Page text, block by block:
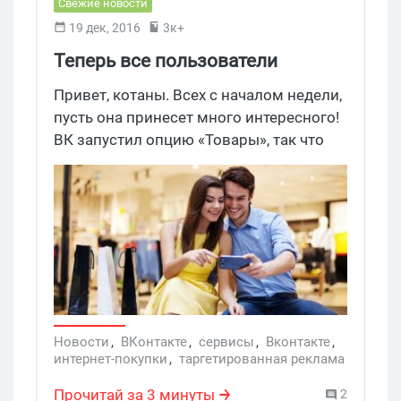
Свежие новости
19 дек, 2016 3к+
Теперь все пользователи
ВКонтакте могут использовать
сервис «Товары»
Привет, котаны. Всех с началом недели,
пусть она принесет много интересного!
ВК запустил опцию «Товары», так что
теперь все, кто хочет, может
публиковать объявы.
Новости, ВКонтакте, сервисы, Вконтакте,
интернет-покупки, таргетированная реклама
объявления, покупатели ,интернет-продажи
Прочитай за 3 минуты 2